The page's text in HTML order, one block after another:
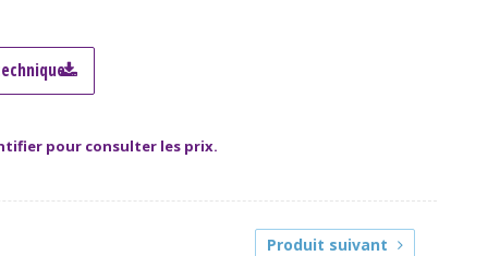
pour consulter les prix.
Produit suivant